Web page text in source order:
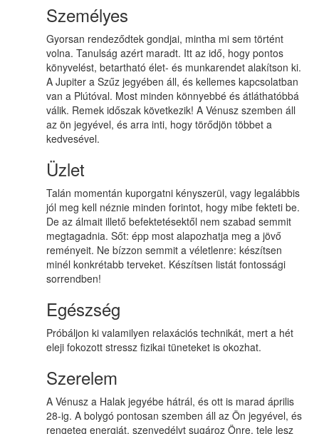
Személyes
Gyorsan rendeződtek gondjai, mintha mi sem történt
volna. Tanulság azért maradt. Itt az idő, hogy pontos
könyvelést, betartható élet- és munkarendet alakítson ki.
A Jupiter a Szűz jegyében áll, és kellemes kapcsolatban
van a Plútóval. Most minden könnyebbé és átláthatóbbá
válik. Remek időszak következik! A Vénusz szemben áll
az ön jegyével, és arra inti, hogy törődjön többet a
kedvesével.
Üzlet
Talán momentán kuporgatni kényszerül, vagy legalábbis
jól meg kell néznie minden forintot, hogy mibe fekteti be.
De az álmait illető befektetésektől nem szabad semmit
megtagadnia. Sőt: épp most alapozhatja meg a jövő
reményeit. Ne bízzon semmit a véletlenre: készítsen
minél konkrétabb terveket. Készítsen listát fontossági
sorrendben!
Egészség
Próbáljon ki valamilyen relaxációs technikát, mert a hét
eleji fokozott stressz fizikai tüneteket is okozhat.
Szerelem
A Vénusz a Halak jegyébe hátrál, és ott is marad április
28-ig. A bolygó pontosan szemben áll az Ön jegyével, és
rengeteg energiát, szenvedélyt sugároz Önre, tele lesz